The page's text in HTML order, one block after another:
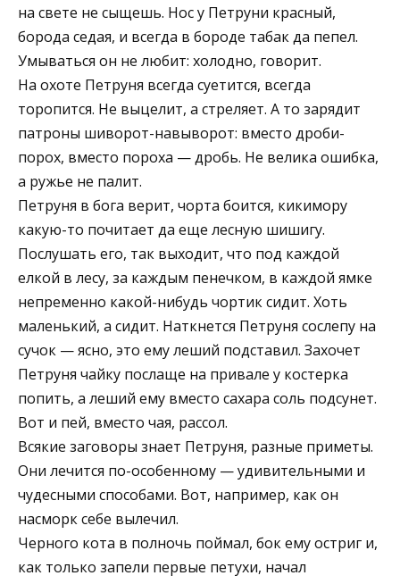
на свете не сыщешь. Нос у Петруни красный,
борода седая, и всегда в бороде табак да пепел.
Умываться он не любит: холодно, говорит.
На охоте Петруня всегда суетится, всегда
торопится. Не выцелит, а стреляет. А то зарядит
патроны шиворот-навыворот: вместо дроби-
порох, вместо пороха — дробь. Не велика ошибка,
а ружье не палит.
Петруня в бога верит, чорта боится, кикимору
какую-то почитает да еще лесную шишигу.
Послушать его, так выходит, что под каждой
елкой в лесу, за каждым пенечком, в каждой ямке
непременно какой-нибудь чортик сидит. Хоть
маленький, а сидит. Наткнется Петруня сослепу на
сучок — ясно, это ему леший подставил. Захочет
Петруня чайку послаще на привале у костерка
попить, а леший ему вместо сахара соль подсунет.
Вот и пей, вместо чая, рассол.
Всякие заговоры знает Петруня, разные приметы.
Они лечится по-особенному — удивительными и
чудесными способами. Вот, например, как он
насморк себе вылечил.
Черного кота в полночь поймал, бок ему остриг и,
как только запели первые петухи, начал